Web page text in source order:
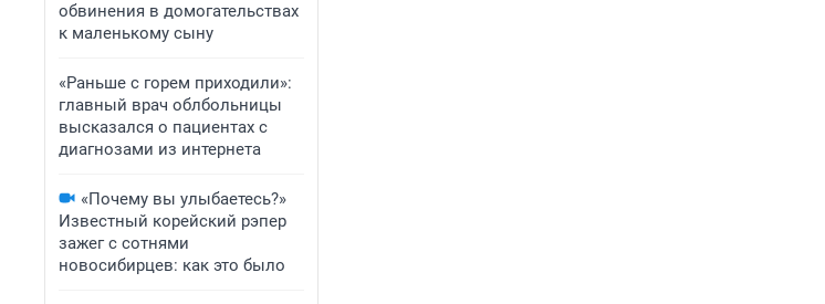
обвинения в домогательствах
к маленькому сыну
«Раньше с горем приходили»:
главный врач облбольницы
высказался о пациентах с
диагнозами из интернета
«Почему вы улыбаетесь?»
Известный корейский рэпер
зажег с сотнями
новосибирцев: как это было